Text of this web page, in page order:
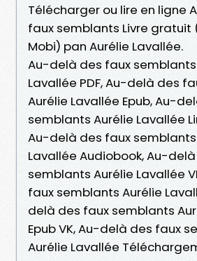
Télécharger ou lire en ligne
faux semblants Livre gratuit
Mobi) pan Aurélie Lavallée.
Au-delà des faux semblants
Lavallée PDF, Au-delà des
Aurélie Lavallée Epub, Au-
semblants Aurélie Lavallée
Au-delà des faux semblants
Lavallée Audiobook, Au-
semblants Aurélie Lavallée
faux semblants Aurélie
delà des faux semblants
Epub VK, Au-delà des faux
Aurélie Lavallée